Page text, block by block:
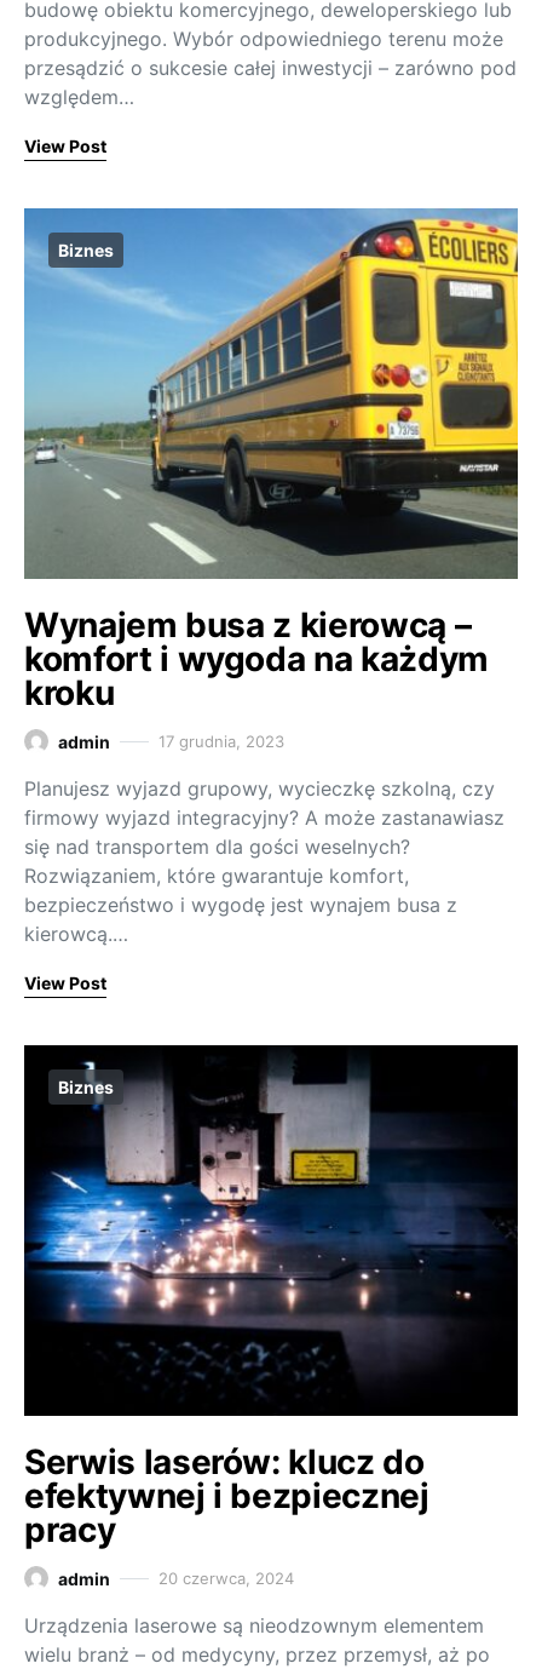
budowę obiektu komercyjnego, deweloperskiego lub
produkcyjnego. Wybór odpowiedniego terenu może
przesądzić o sukcesie całej inwestycji – zarówno pod
względem…
View Post
Biznes
Wynajem busa z kierowcą –
komfort i wygoda na każdym
kroku
admin 17 grudnia, 2023
Planujesz wyjazd grupowy, wycieczkę szkolną, czy
firmowy wyjazd integracyjny? A może zastanawiasz
się nad transportem dla gości weselnych?
Rozwiązaniem, które gwarantuje komfort,
bezpieczeństwo i wygodę jest wynajem busa z
kierowcą.…
View Post
Biznes
Serwis laserów: klucz do
efektywnej i bezpiecznej
pracy
admin 20 czerwca, 2024
Urządzenia laserowe są nieodzownym elementem
wielu branż – od medycyny, przez przemysł, aż po